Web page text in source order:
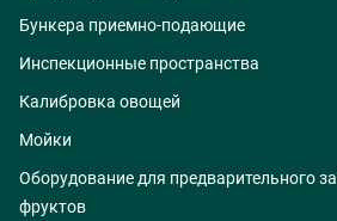
Бункера приемно-подающие
Инспекционные пространства
Калибровка овощей
Мойки
Оборудование для предварительного
фруктов